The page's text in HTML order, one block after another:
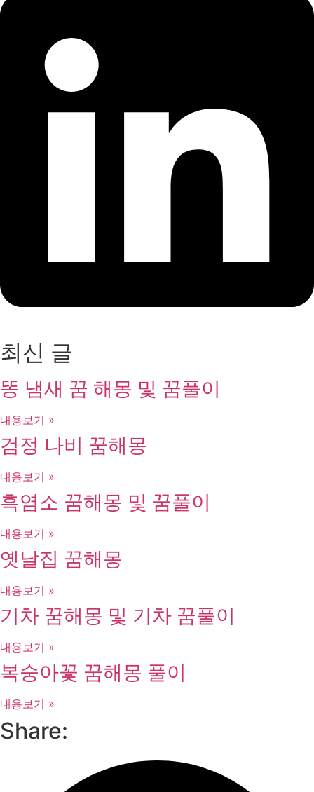
최신 글
똥 냄새 꿈 해몽 및 꿈풀이
내용보기 »
검정 나비 꿈해몽
내용보기 »
흑염소 꿈해몽 및 꿈풀이
내용보기 »
옛날집 꿈해몽
내용보기 »
기차 꿈해몽 및 기차 꿈풀이
내용보기 »
복숭아꽃 꿈해몽 풀이
내용보기 »
Share: